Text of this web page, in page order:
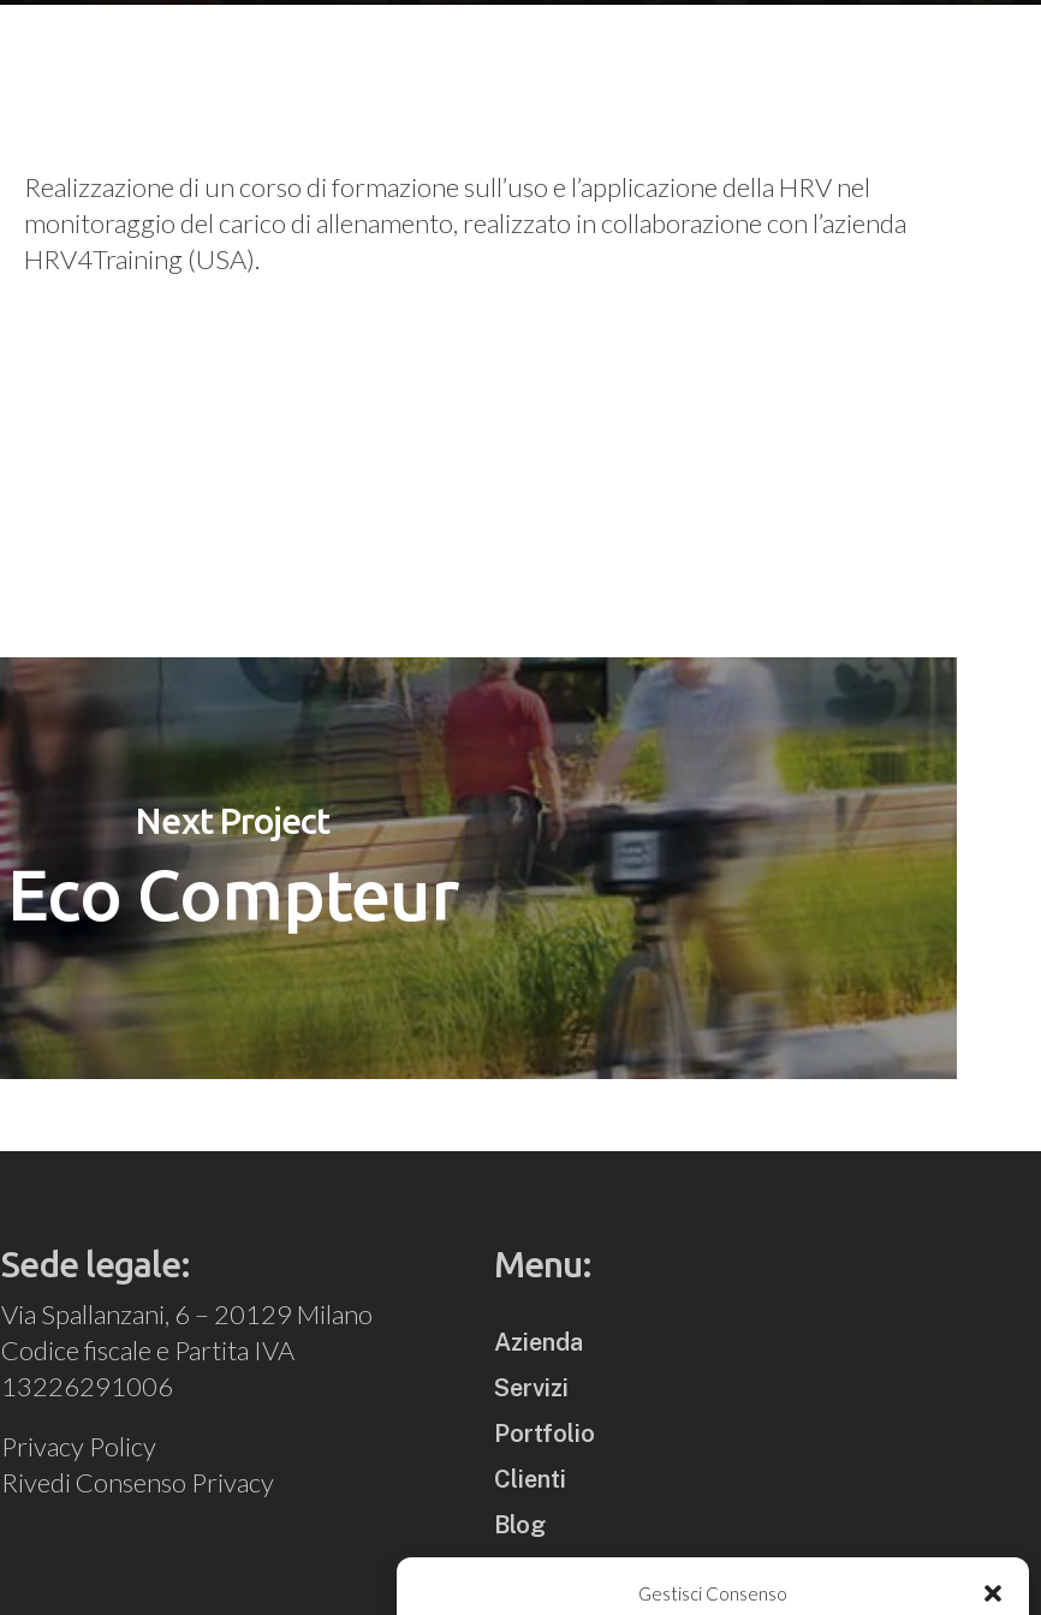
Gestisci Consenso
Realizzazione di un corso di formazione sull’uso e l’applicazione della HRV nel
monitoraggio del carico di allenamento, realizzato in collaborazione con l’azienda
HRV4Training (USA).
Next Project
Eco Compteur
Sede legale:
Via Spallanzani, 6 – 20129 Milano
Codice fiscale e Partita IVA
13226291006
Privacy Policy
Rivedi Consenso Privacy
Menu:
Azienda
Servizi
Portfolio
Clienti
Blog